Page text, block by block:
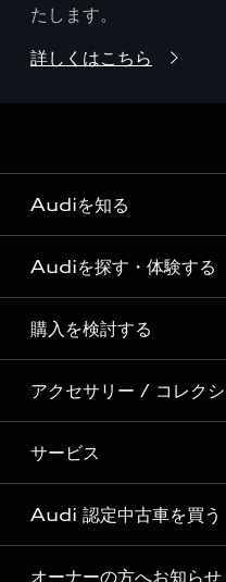
たします。
詳しくはこちら
Audiを知る
Audi ブランド
Story of Progress
Audi Sport
Formula 1®
デジタルサービス
Audiを探す・体験する
ディーラー検索
新車在庫検索
試乗車・展示車検索
見積り依頼
試乗予約
購入を検討する
モデル一覧
特別仕様モデル / 限定モデル
e-tronラインアップ
価格シミュレーション
車両比較
アクセサリー / コレク
純正アクセサリー
オンラインショップ
Audi collection
サービス
サービス入庫予約
サービスプログラム
Audi 認定中古車を買う
オーナーの方へお知らせ